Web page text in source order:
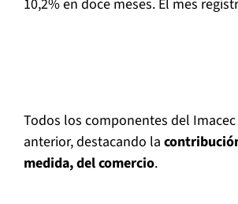
10,2% en doce meses. El mes
Todos los componentes del
anterior, destacando la
medida, del comercio.